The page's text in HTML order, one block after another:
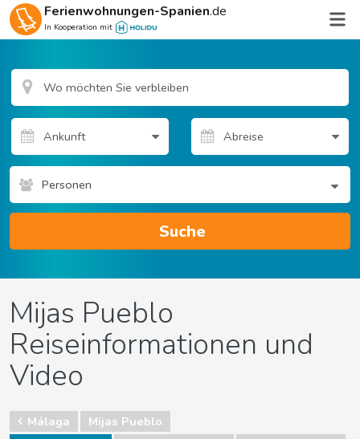
Ferienwohnungen-Spanien.de
In Kooperation mit
Personen
Suche
Mijas Pueblo
Reiseinformationen und
Video
Málaga
Mijas Pueblo